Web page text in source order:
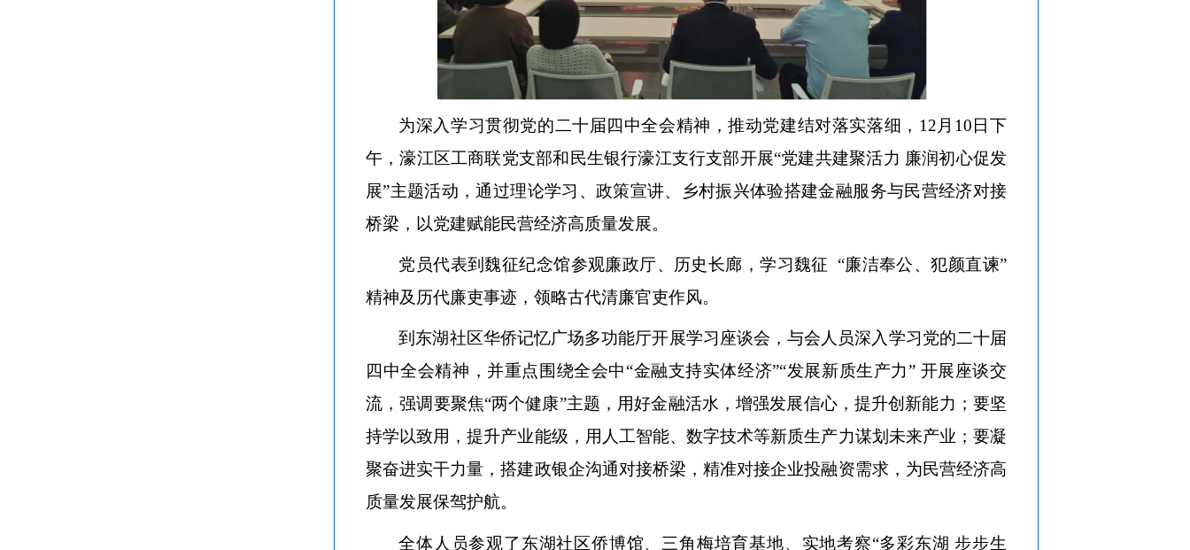
为深入学习贯彻党的二十届四中全会精神，推动党建结对落实落细， 12月10日下
午，濠江区工商联党支部和民生银行濠江支行支部开展“党建共建聚活力 廉润初心促发
展”主题活动，通过理论学习、政策宣讲、乡村振兴体验搭建金融服务与民营经济对接
桥梁，以党建赋能民营经济高质量发展。
党员代表到魏征纪念馆参观廉政厅、历史长廊，学习魏征 “廉洁奉公、犯颜直谏”
精神及历代廉吏事迹，领略古代清廉官吏作风。
到东湖社区华侨记忆广场多功能厅开展学习座谈会，与会人员深入学习党的二十届
四中全会精神，并重点围绕全会中“金融支持实体经济”“发展新质生产力” 开展座谈交
流，强调要聚焦“两个健康”主题，用好金融活水，增强发展信心，提升创新能力；要坚
持学以致用，提升产业能级，用人工智能、数字技术等新质生产力谋划未来产业；要凝
聚奋进实干力量，搭建政银企沟通对接桥梁，精准对接企业投融资需求，为民营经济高
质量发展保驾护航。
全体人员参观了东湖社区侨博馆、三角梅培育基地、实地考察“多彩东湖 步步生